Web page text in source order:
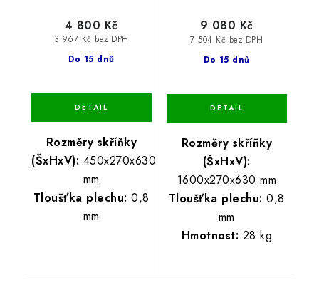
Do 15 dnů
3 967 Kč bez DPH
4 800 Kč
Rozměry skříňky
(ŠxHxV): 450x270x630
mm
Tloušťka plechu: 0,8
mm
Do 15 dnů
7 504 Kč bez DPH
9 080 Kč
Rozměry skříňky
(ŠxHxV):
1600x270x630 mm
Tloušťka plechu: 0,8
mm
Hmotnost: 28 kg